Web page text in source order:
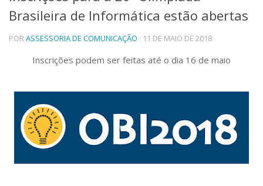
Telefones e Mapas
Pessoas
Ensino
Graduação
Pesquisa e Inovação
Linhas de Pesquisa
Centros, Núcleos e Projetos em Rede
Iniciação Científica
Brasileira de Informática estão abertas
PORASSESSORIA DE COMUNICAÇÃO · 11 DE MAIO DE 2018
Inscrições podem ser feitas até o dia 16 de maio